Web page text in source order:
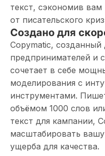
текст, сэкономив
от писательского
Создано для
Copymatic, созданный
предпринимателей и
сочетает в себе
моделирования с
инструментами.
объёмом 1000 слов
текст для кампании,
масштабировать
ущерба для качества.